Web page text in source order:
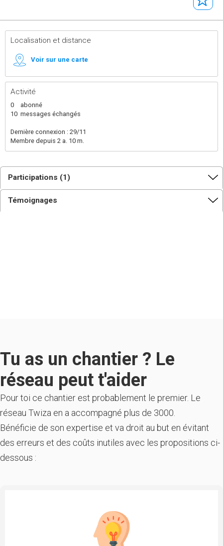
Localisation et distance
Voir sur une carte
Activité
0
abonné
10 messages échangés
Dernière connexion : 29/11
Membre depuis 2 a. 10 m.
Participations (1)
Témoignages
Tu as un chantier ? Le
réseau peut t'aider
Pour toi ce chantier est probablement le premier. Le
réseau Twiza en a accompagné plus de 3000.
Bénéficie de son expertise et va droit au but en évitant
des erreurs et des coûts inutiles avec les propositions ci-
dessous :